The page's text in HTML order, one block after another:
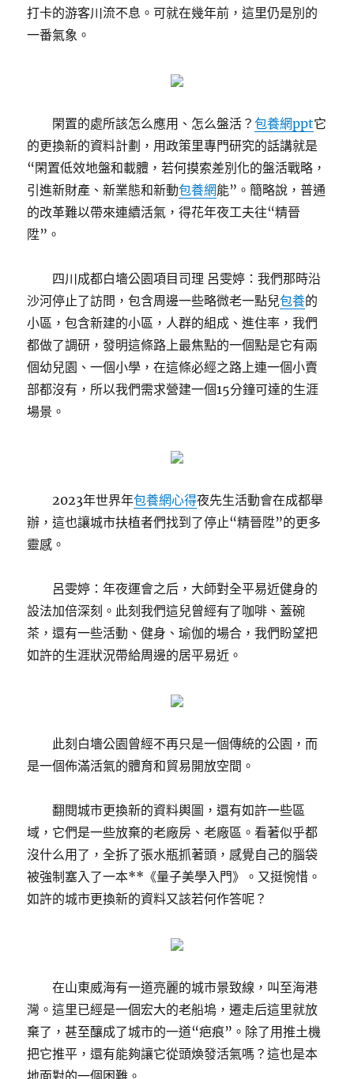
打卡的游客川流不息。可就在幾年前，這里仍是別的
一番氣象。
閑置的處所該怎么應用、怎么盤活？包養網ppt它
的更換新的資料計劃，用政策里專門研究的話講就是
“閑置低效地盤和載體，若何摸索差別化的盤活戰略，
引進新財產、新業態和新動包養網能”。簡略說，普通
的改革難以帶來連續活氣，得花年夜工夫往“精晉
陞”。
四川成都白墻公園項目司理 呂雯婷：我們那時沿
沙河停止了訪問，包含周邊一些略微老一點兒包養的
小區，包含新建的小區，人群的組成、進住率，我們
都做了調研，發明這條路上最焦點的一個點是它有兩
個幼兒園、一個小學，在這條必經之路上連一個小賣
部都沒有，所以我們需求營建一個15分鐘可達的生涯
場景。
2023年世界年包養網心得夜先生活動會在成都舉
辦，這也讓城市扶植者們找到了停止“精晉陞”的更多
靈感。
呂雯婷：年夜運會之后，大師對全平易近健身的
設法加倍深刻。此刻我們這兒曾經有了咖啡、蓋碗
茶，還有一些活動、健身、瑜伽的場合，我們盼望把
如許的生涯狀況帶給周邊的居平易近。
此刻白墻公園曾經不再只是一個傳統的公園，而
是一個佈滿活氣的體育和貿易開放空間。
翻閱城市更換新的資料輿圖，還有如許一些區
域，它們是一些放棄的老廠房、老廠區。看著似乎都
沒什么用了，全拆了張水瓶抓著頭，感覺自己的腦袋
被強制塞入了一本**《量子美學入門》。又挺惋惜。
如許的城市更換新的資料又該若何作答呢？
在山東威海有一道亮麗的城市景致線，叫至海港
灣。這里已經是一個宏大的老船塢，遷走后這里就放
棄了，甚至釀成了城市的一道“疤痕”。除了用推土機
把它推平，還有能夠讓它從頭煥發活氣嗎？這也是本